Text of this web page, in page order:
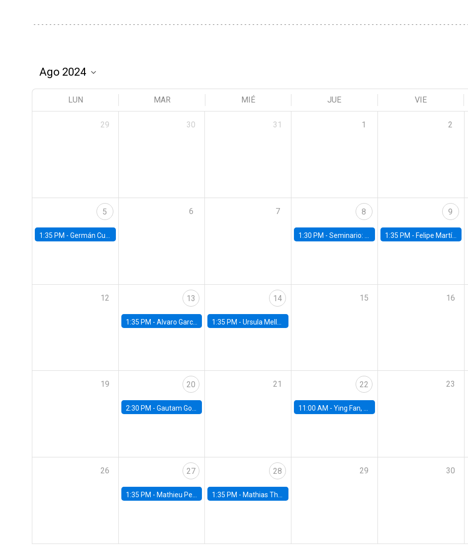
LUN MAR MIÉ JUE VIE
29 30 31 1 2
5
1:35 PM - Germán Cubas, University of Houston
6 7 8
1:30 PM -Seminario: “Recuperando la humanidad para progresar en la era de la IA»
9
1:35 PM - Felipe Martínez, alumno Doctorado en Economía UC
12 13
1:35 PM - Alvaro Garcia-Marin, Universidad de Los Andes
14
1:35 PM -Ursula Mello, Insper - Institute of Education and Research
15 16
19 20
2:30 PM - Gautam Gowrisankaran, Columbia University
21 22
11:00 AM -Ying Fan, University of Michigan
23
26 27
1:35 PM - Mathieu Pedemonte, IDB
28
1:35 PM - Mathias Thoenig, University of Lausanne
29 30